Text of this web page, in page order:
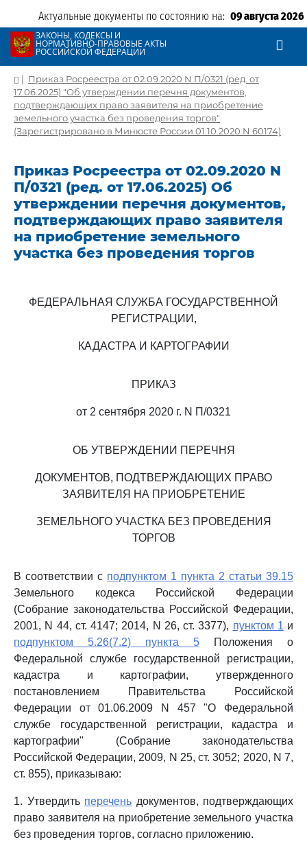
Актуальные документы по состоянию на: 09 августа 2026
ЗАКОНЫ, КОДЕКСЫ И
НОРМАТИВНО-ПРАВОВЫЕ АКТЫ
РОССИЙСКОЙ ФЕДЕРАЦИИ
| Приказ Росреестра от 02.09.2020 N П/0321 (ред. от
17.06.2025) "Об утверждении перечня документов,
подтверждающих право заявителя на приобретение
земельного участка без проведения торгов"
(Зарегистрировано в Минюсте России 01.10.2020 N 60174)
Приказ Росреестра от 02.09.2020 N
П/0321 (ред. от 17.06.2025) Об
утверждении перечня документов,
подтверждающих право заявителя
на приобретение земельного
участка без проведения торгов
ФЕДЕРАЛЬНАЯ СЛУЖБА ГОСУДАРСТВЕННОЙ
РЕГИСТРАЦИИ,
КАДАСТРА И КАРТОГРАФИИ
ПРИКАЗ
от 2 сентября 2020 г. N П/0321
ОБ УТВЕРЖДЕНИИ ПЕРЕЧНЯ
ДОКУМЕНТОВ, ПОДТВЕРЖДАЮЩИХ ПРАВО
ЗАЯВИТЕЛЯ НА ПРИОБРЕТЕНИЕ
ЗЕМЕЛЬНОГО УЧАСТКА БЕЗ ПРОВЕДЕНИЯ
ТОРГОВ
В соответствии с подпунктом 1 пункта 2 статьи 39.15
Земельного кодекса Российской Федерации
(Собрание законодательства Российской Федерации,
2001, N 44, ст. 4147; 2014, N 26, ст. 3377), пунктом 1 и
подпунктом 5.26(7.2) пункта 5 Положения о
Федеральной службе государственной регистрации,
кадастра и картографии, утвержденного
постановлением Правительства Российской
Федерации от 01.06.2009 N 457 "О Федеральной
службе государственной регистрации, кадастра и
картографии" (Собрание законодательства
Российской Федерации, 2009, N 25, ст. 3052; 2020, N 7,
ст. 855), приказываю:
1. Утвердить перечень документов, подтверждающих
право заявителя на приобретение земельного участка
без проведения торгов, согласно приложению.